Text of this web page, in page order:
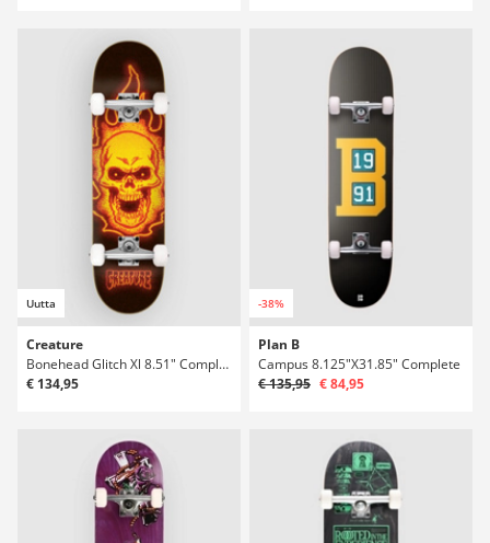
Uutta
Creature
Bonehead Glitch Xl 8.51" Complete
€ 134,95
-38%
Plan B
Campus 8.125"X31.85" Complete
€ 135,95 € 84,95